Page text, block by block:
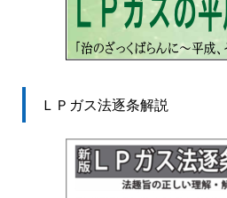
ＬＰガス法逐条解説